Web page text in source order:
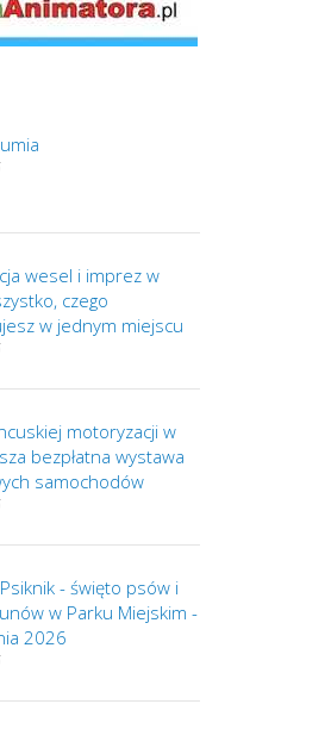
wesel i imprez w
czego
w jednym miejscu
motoryzacji w
bezpłatna wystawa
samochodów
Psiknik - święto psów i
w Parku Miejskim -
2026